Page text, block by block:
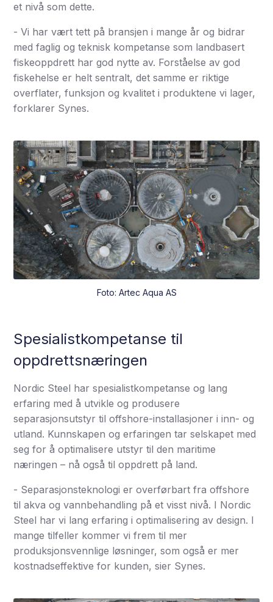
et nivå som dette.
- Vi har vært tett på bransjen i mange år og bidrar
med faglig og teknisk kompetanse som landbasert
fiskeoppdrett har god nytte av. Forståelse av god
fiskehelse er helt sentralt, det samme er riktige
overflater, funksjon og kvalitet i produktene vi lager,
forklarer Synes.
Foto: Artec Aqua AS
Spesialistkompetanse til
oppdrettsnæringen
Nordic Steel har spesialistkompetanse og lang
erfaring med å utvikle og produsere
separasjonsutstyr til offshore-installasjoner i inn- og
utland. Kunnskapen og erfaringen tar selskapet med
seg for å optimalisere utstyr til den maritime
næringen – nå også til oppdrett på land.
- Separasjonsteknologi er overførbart fra offshore
til akva og vannbehandling på et visst nivå. I Nordic
Steel har vi lang erfaring i optimalisering av design. I
mange tilfeller kommer vi frem til mer
produksjonsvennlige løsninger, som også er mer
kostnadseffektive for kunden, sier Synes.